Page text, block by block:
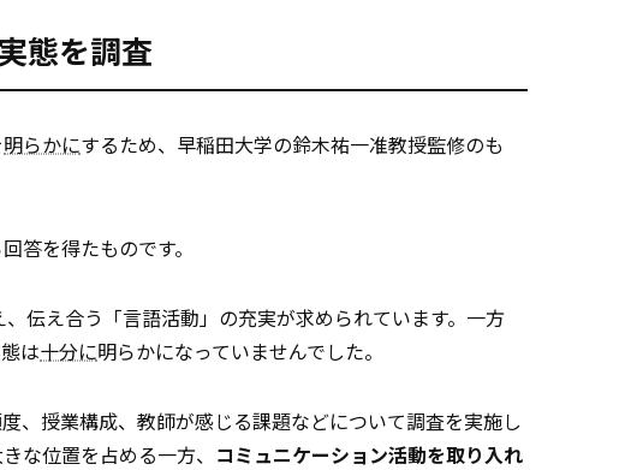
態を調査
明らかにするため、早稲田大学の鈴木祐一准教授監修のも
答を得たものです。
伝え合う「言語活動」の充実が求められています。一方
は十分に明らかになっていませんでした。
、授業構成、教師が感じる課題などについて調査を実施し
な位置を占める一方、 コミュニケーション活動を取り入れ